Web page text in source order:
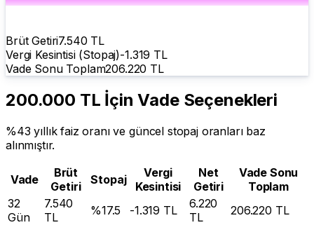
Brüt Getiri7.540 TL
Vergi Kesintisi (Stopaj)-1.319 TL
Vade Sonu Toplam206.220 TL
200.000 TL İçin Vade Seçenekleri
%43 yıllık faiz oranı ve güncel stopaj oranları baz
alınmıştır.
Vade
Brüt
Getiri
Stopaj
Vergi
Kesintisi
Net
Getiri
Vade Sonu
Toplam
32
Gün
7.540
TL
%17.5 -1.319 TL
6.220
TL
206.220 TL